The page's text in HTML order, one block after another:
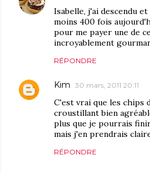
Isabelle, j'ai descendu
moins 400 fois
pour me payer une de
incroyablement
RÉPONDRE
Kim 30 mars, 2011 20:11
C'est vrai que les
croustillant bien
plus que je pourrais
mais j'en prendrais
RÉPONDRE